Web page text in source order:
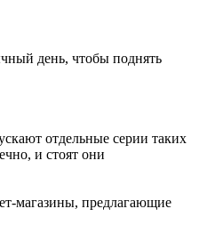
день, чтобы поднять
отдельные серии таких
и стоят они
магазины, предлагающие